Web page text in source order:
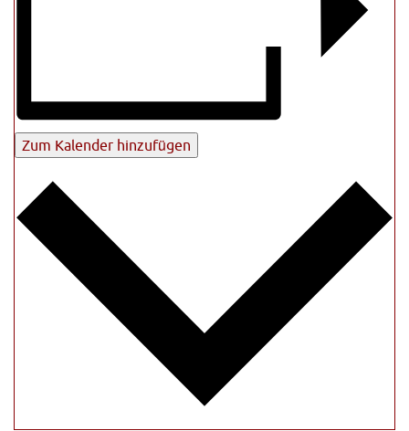
Zum Kalender hinzufügen